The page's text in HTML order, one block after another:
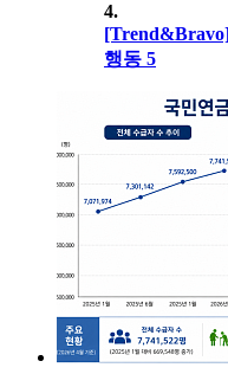
4.
행동 5